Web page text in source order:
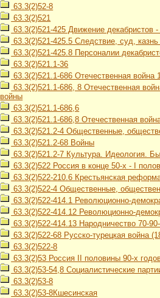
63.3(2)52-8
63.3(2)521
63.3(2)521-425 Движение декабристов
63.3(2)521-425.5 Следствие, суд,
63.3(2)521-425.8 Персоналии
63.3(2)521.1-36
63.3(2)521.1-686 Отечественная война
63.3(2)521.1-686, 8 Отечественная
войны
63.3(2)521.1-686,6
63.3(2)521.1-686,8 Отечественная
63.3(2)521.2-4 Общественные,
63.3(2)521.2-68 Войны
63.3(2)521.2-7 Культура. Идеология.
63.3(2)522 Россия в конце 50-х - I
63.3(2)522-210.6 Крестьянская
63.3(2)522-4 Общественные,
63.3(2)522-414.1 Революционно-
63.3(2)522-414.12 Революционно-
63.3(2)522-414.13 Народничество 70-
63.3(2)522-68 Русско-турецкая война
63.3(2)522-8
63.3(2)53 Россия II половины 90-х
63.3(2)53-54,8 Социалистические
63.3(2)53-8
63.3(2)53-8Кшесинская